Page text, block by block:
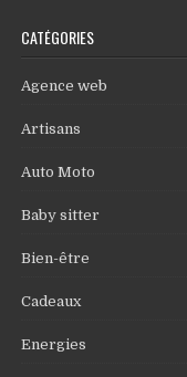
CATÉGORIES
Agence web
Artisans
Auto Moto
Baby sitter
Bien-être
Cadeaux
Energies